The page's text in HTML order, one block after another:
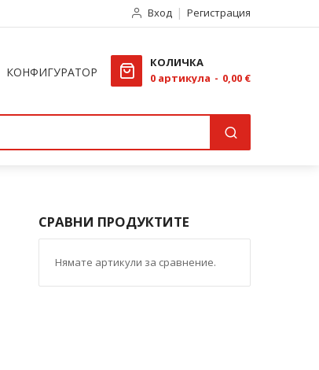
Вход Регистрация
КОНФИГУРАТОР
КОЛИЧКА
0 артикула 0,00 €
СРАВНИ ПРОДУКТИТЕ
Нямате артикули за сравнение.